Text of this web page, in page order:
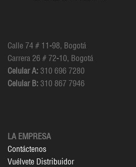
Calle 74 # 11-98, Bogotá
Carrera 26 # 72-10, Bogotá
Celular A: 310 696 7280
Celular B: 310 867 7946
LA EMPRESA
Contáctenos
Vuélvete Distribuidor